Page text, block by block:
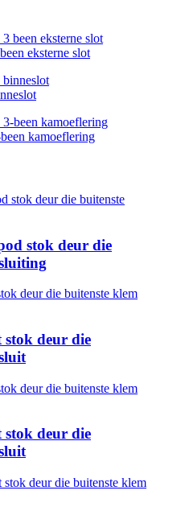
eksterne slot
kamoeflering
stok deur die
stok deur die
stok deur die